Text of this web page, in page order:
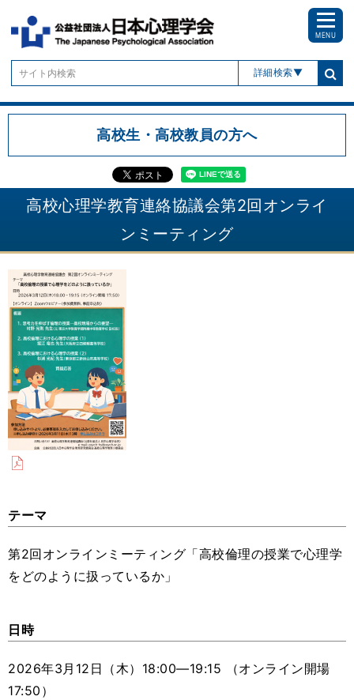
詳細検索
MENU
高校生・高校教員の方へ
高校心理学教育連絡協議会第2回オンライ
ンミーティング
テーマ
第2回オンラインミーティング「高校倫理の授業で心理学
をどのように扱っているか」
日時
2026年3月12日（木）18:00―19:15 （オンライン開場
17:50）